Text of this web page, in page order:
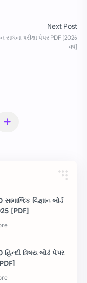
સામાજિક વિજ્ઞાન બોર્ડ
[PDF]
હિન્દી વિષય બોર્ડ પેપર